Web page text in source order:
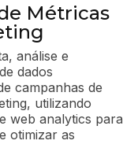
Métricas
análise e
dados
campanhas de
utilizando
web analytics para
otimizar as